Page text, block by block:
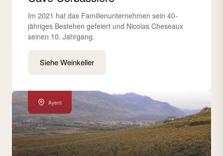
Im 2021 hat das Familienunternehmen sein 40-
jähriges Bestehen gefeiert und Nicolas Cheseaux
seinen 10. Jahrgang.
Siehe Weinkeller
Ayent